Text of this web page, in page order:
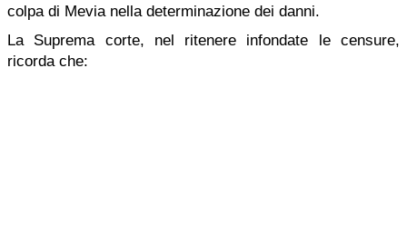
colpa di Mevia nella determinazione dei danni.
La Suprema corte, nel ritenere infondate le censure,
ricorda che: